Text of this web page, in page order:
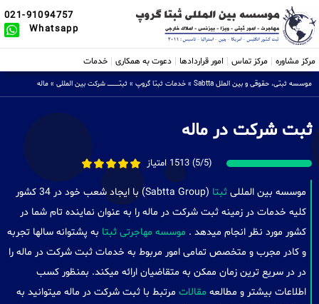
021-91094757
Whatsapp
مرکز مشاوره مرکز تماس امور قراردادها دعوت به همکاری خدمات
موسسه ثبتی، حقوقی و بین الملل Sabtta » خدمات ثبتا گروپ » ثبتــــــــــــــــ شرکت بین المللی » ماله
ثبت شرکت در ماله
(5/5) 1513 امتیاز
موسسه بین المللی ثبتا
(Sabtta Group) با ایجاد شعب خود در 34 کشور
کلیه خدمات در زمینه ثبت شرکت در ماله را به عنوان نماینده تام شما در
کشور مورد نظر انجام میدهد . موسسه مهاجرتی ثبتا به پشتوانه سالها تجربه
و کادر مجرب و متخصص تمامی امور مربوط به خدمات ثبت شرکت در ماله را
در در سریع ترین زمان ممکن به متقاضیان ارائه میکند. بمنظور کسب
اطلاعات بیشتر و مطالعه مقالات مرتبط با ثبت شرکت در ماله میتوانید به